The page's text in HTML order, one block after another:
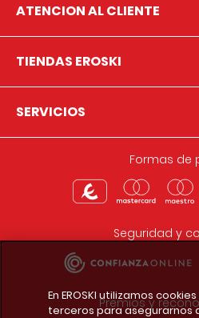
ATENCION AL CLIENTE
TIENDAS EROSKI
SERVICIOS
Formas de
Seguridad y
Premios y
En EROSKI utilizamos
terceros para asegurarnos